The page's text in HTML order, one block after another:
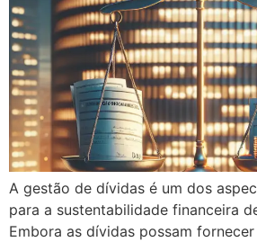
A gestão de dívidas é um dos
para a sustentabilidade financeira
Embora as dívidas possam